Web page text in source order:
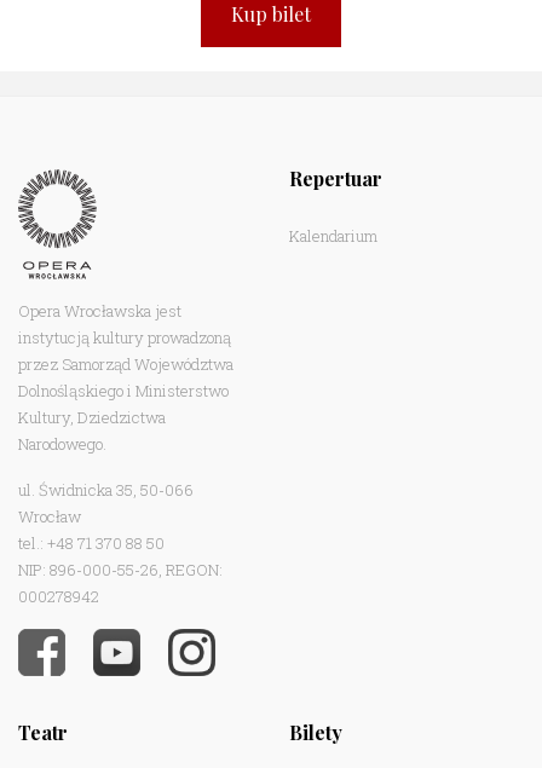
Kup bilet
Opera Wrocławska jest
instytucją kultury prowadzoną
przez Samorząd Województwa
Dolnośląskiego i Ministerstwo
Kultury, Dziedzictwa
Narodowego.
ul. Świdnicka 35, 50-066
Wrocław
tel.: +48 71 370 88 50
NIP: 896-000-55-26, REGON:
000278942
Repertuar
Kalendarium
Teatr Bilety